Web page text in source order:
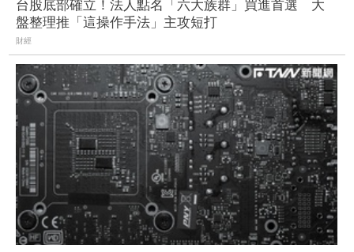
台股底部確立！法人點名「六大族群」買進首選 大
盤整理推「這操作手法」主攻短打
財經